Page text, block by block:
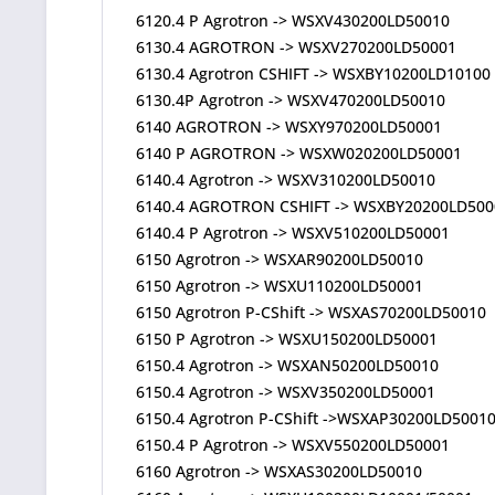
6120.4 P Agrotron -> WSXV430200LD50010
6130.4 AGROTRON -> WSXV270200LD50001
6130.4 Agrotron CSHIFT -> WSXBY10200LD10100
6130.4P Agrotron -> WSXV470200LD50010
6140 AGROTRON -> WSXY970200LD50001
6140 P AGROTRON -> WSXW020200LD50001
6140.4 Agrotron -> WSXV310200LD50010
6140.4 AGROTRON CSHIFT ->
6140.4 P Agrotron -> WSXV510200LD50001
6150 Agrotron -> WSXAR90200LD50010
6150 Agrotron -> WSXU110200LD50001
6150 Agrotron P-CShift -> WSXAS70200LD50010
6150 P Agrotron -> WSXU150200LD50001
6150.4 Agrotron -> WSXAN50200LD50010
6150.4 Agrotron -> WSXV350200LD50001
6150.4 Agrotron P-CShift ->WSXAP30200LD50010
6150.4 P Agrotron -> WSXV550200LD50001
6160 Agrotron -> WSXAS30200LD50010